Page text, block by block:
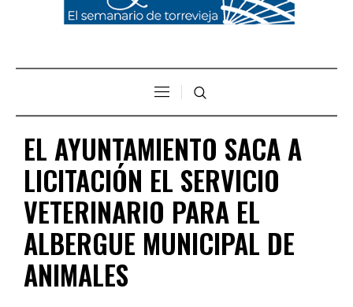
EL AYUNTAMIENTO SACA A
LICITACIÓN EL SERVICIO
VETERINARIO PARA EL
ALBERGUE MUNICIPAL DE
ANIMALES